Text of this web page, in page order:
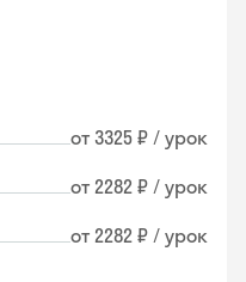
от 3325 ₽ / урок
от 2282 ₽ / урок
от 2282 ₽ / урок